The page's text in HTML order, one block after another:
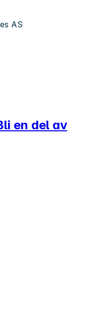
AS
en del av